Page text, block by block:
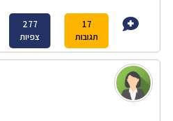
17
תגובות
277
צפיות